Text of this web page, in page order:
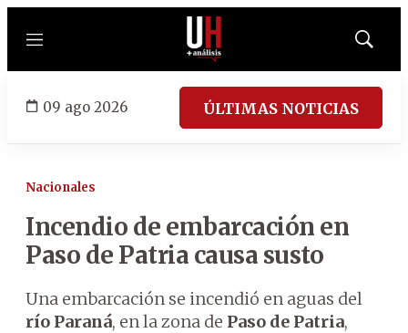
Menú
Mostrar
09 ago 2026 ÚLTIMAS NOTICIAS
Nacionales
Incendio de embarcación en
Paso de Patria causa susto
Una embarcación se incendió en aguas del
río Paraná, en la zona de Paso de Patria,